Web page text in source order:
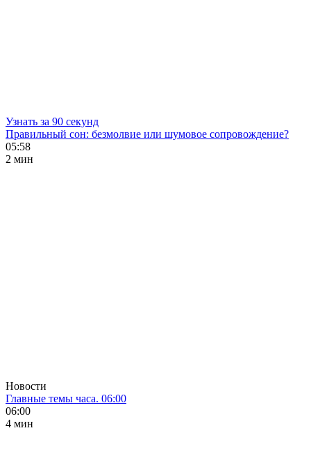
Узнать за 90 секунд
Правильный сон: безмолвие или шумовое сопровождение?
05:58
2 мин
Новости
Главные темы часа. 06:00
06:00
4 мин